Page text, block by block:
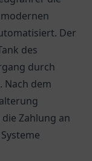
Der
des
durch
Nach dem
Zahlung an